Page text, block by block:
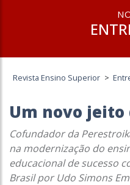
Revista Ensino Superior >
Um novo
Cofundador da
na modernização do
educacional de sucesso
Brasil por Udo Simons